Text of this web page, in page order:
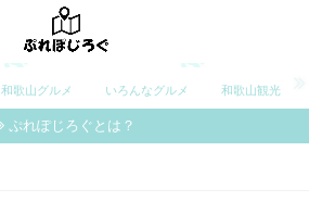
和歌山グルメ いろんなグルメ 和歌山観光
ぷれぽじろぐとは？